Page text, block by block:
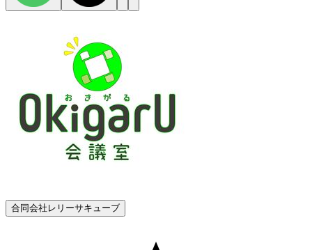
合同会社レリーサキューブ